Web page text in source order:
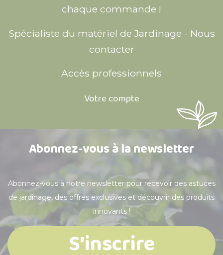
chaque commande !
Spécialiste du matériel de Jardinage - Nous
contacter
Accès professionnels
Votre compte
Abonnez-vous à la newsletter
Abonnez-vous à notre newsletter pour recevoir des astuces
de jardinage, des offres exclusives et découvrir des produits
innovants !
S'inscrire